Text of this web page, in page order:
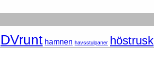
DVrunt hamnen havsstulpaner höstrusk